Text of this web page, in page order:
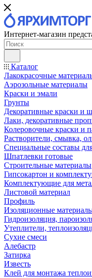
Интернет-магазин
Каталог
Лакокрасочные
Аэрозольные материалы
Краски и эмали
Грунты
Декоративные краски и
Лаки, декоративные
Колеровочные краски и
Растворители, смывка,
Специальные составы
Шпатлевки готовые
Строительные материалы
Гипсокартон и
Комплектующие для
Листовой материал
Профиль
Изоляционные
Гидроизоляция,
Утеплители,
Сухие смеси
Алебастр
Затирка
Известь
Клей для монтажа